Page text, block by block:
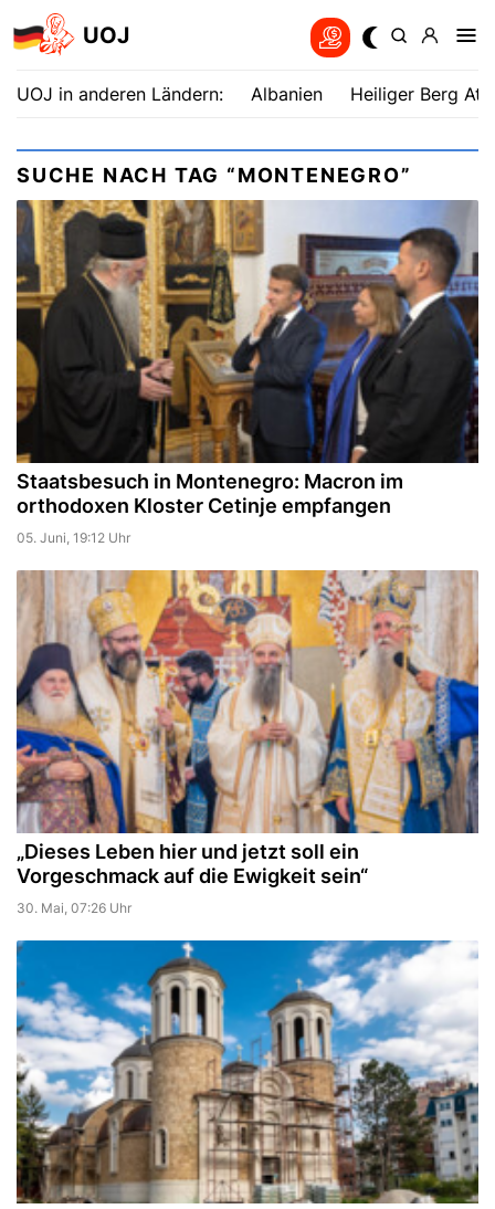
UOJ
UOJ in anderen Ländern: Albanien Heiliger Berg
SUCHE NACH TAG “MONTENEGRO”
Staatsbesuch in Montenegro: Macron im
orthodoxen Kloster Cetinje empfangen
05. Juni, 19:12 Uhr
„Dieses Leben hier und jetzt soll ein
Vorgeschmack auf die Ewigkeit sein“
30. Mai, 07:26 Uhr